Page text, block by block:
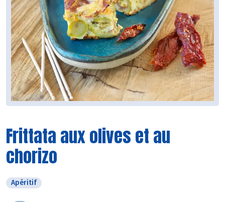
Frittata aux olives et au
chorizo
Apéritif